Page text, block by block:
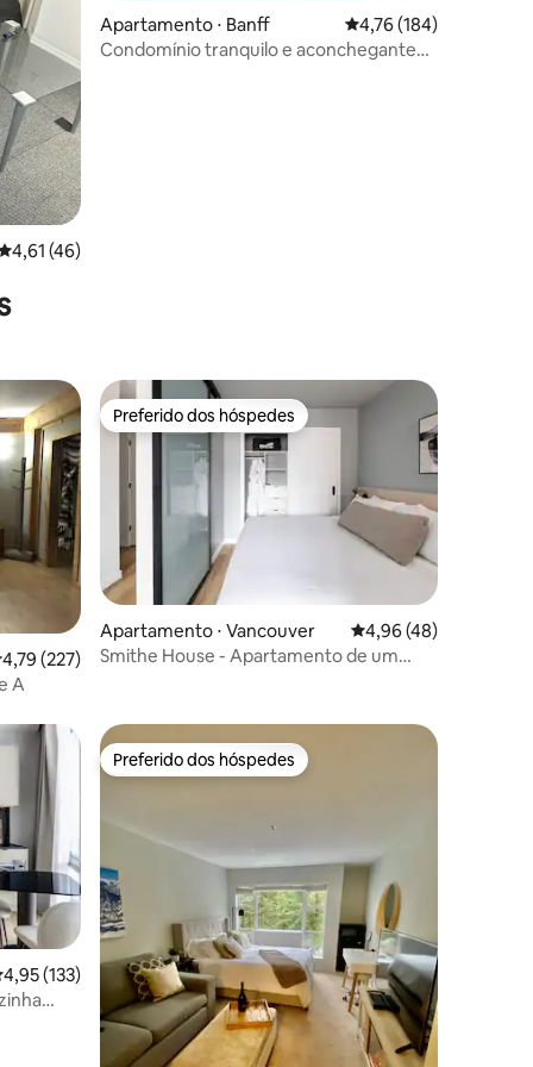
de uma avaliação média de 5, 46 avaliações
4,61 (46)
Apartamento ⋅ Banff 4,76 de uma avaliação
4,76 (184)
Condomínio tranquilo e aconchegante
de uma avaliação média de 5, 227 avaliações
4,79 (227)
A
Preferido dos hóspedes
Preferido dos hóspedes
Apartamento ⋅ Vancouver 4,96 de uma
4,96 (48)
Smithe House - Apartamento de um
de uma avaliação média de 5, 133 avaliações
4,95 (133)
Preferido dos hóspedes
Preferido dos hóspedes